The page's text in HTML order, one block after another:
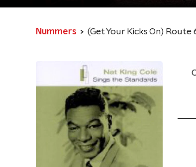
Nummers (Get Your Kicks On) Route